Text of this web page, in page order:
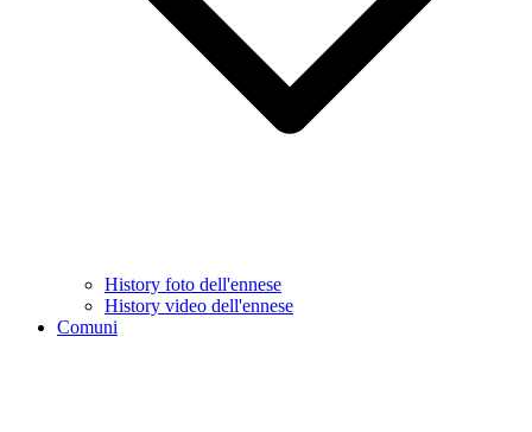
History foto dell'ennese
History video dell'ennese
Comuni